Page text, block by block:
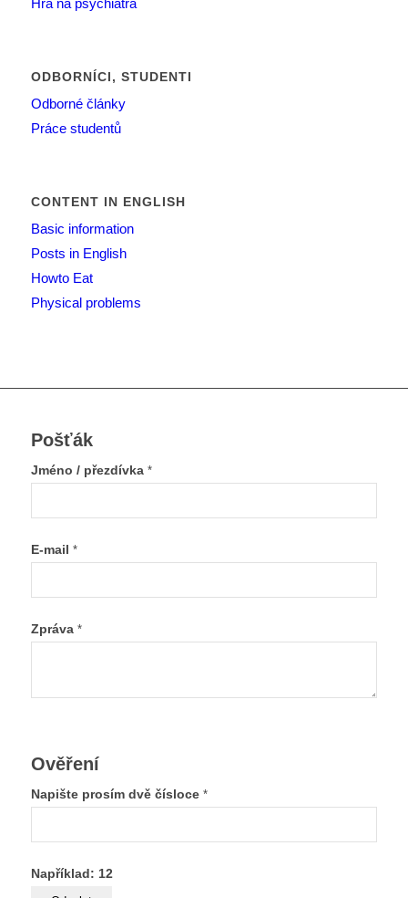
Hra na psychiatra
ODBORNÍCI, STUDENTI
Odborné články
Práce studentů
CONTENT IN ENGLISH
Basic information
Posts in English
Howto Eat
Physical problems
Pošťák
Jméno / přezdívka *
E-mail *
Zpráva *
Ověření
Napište prosím dvě čísloce *
Například: 12